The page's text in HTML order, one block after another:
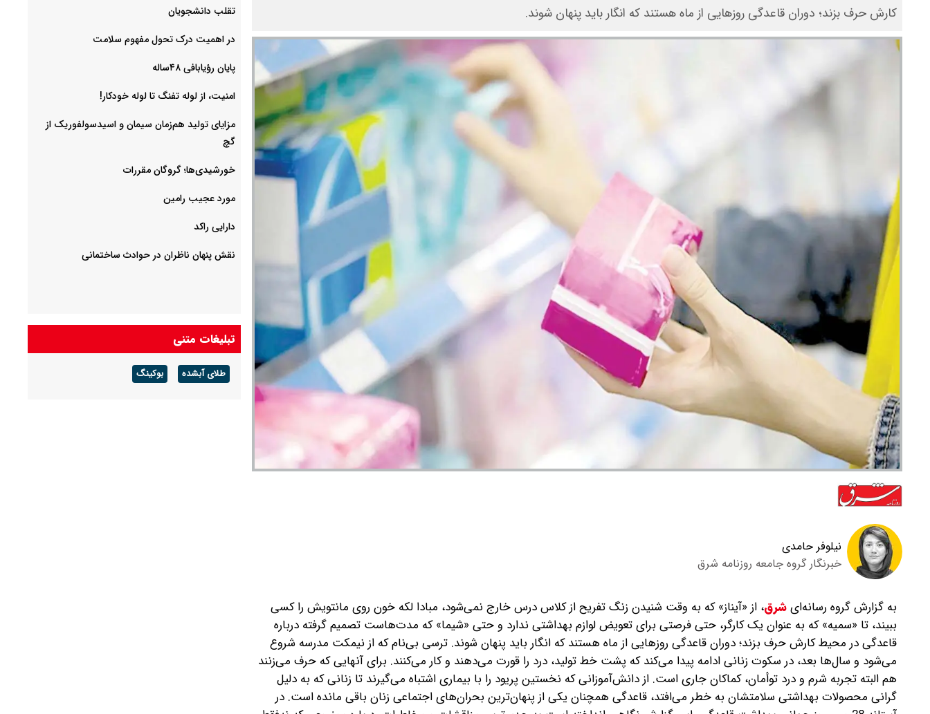
کارش حرف بزند؛ دوران قاعدگی روزهایی از ماه هستند که انگار باید پنهان شوند.
نیلوفر حامدی
خبرنگار گروه جامعه روزنامه شرق
به گزارش گروه رسانه‌ایشرق، از «آیناز» که به وقت شنیدن زنگ تفریح از کلاس درس خارج نمی‌شود، مبادا لکه خون روی مانتویش را کسی
ببیند، تا «سمیه» که به عنوان یک کارگر، حتی فرصتی برای تعویض لوازم بهداشتی ندارد و حتی «شیما» که مدت‌هاست تصمیم گرفته درباره
قاعدگی در محیط کارش حرف بزند؛ دوران قاعدگی روزهایی از ماه هستند که انگار باید پنهان شوند. ترسی بی‌نام که از نیمکت مدرسه شروع
می‌شود و سال‌ها بعد، در سکوت زنانی ادامه پیدا می‌کند که پشت خط تولید، درد را قورت می‌دهند و کار می‌کنند. برای آنهایی که حرف می‌زنند
هم البته تجربه شرم و درد توأمان، کماکان جاری است. از دانش‌آموزانی که نخستین پریود را با بیماری اشتباه می‌گیرند تا زنانی که به دلیل
گرانی محصولات بهداشتی سلامتشان به خطر می‌افتد، قاعدگی همچنان یکی از پنهان‌ترین بحران‌های اجتماعی زنان باقی مانده است. در
‌تقلب دانشجویان
در اهمیت درک تحول مفهوم سلامت
پایان رؤیابافی ۴۸ساله
امنیت، از لوله تفنگ تا ‌لوله خودکار!
مزایای تولید هم‌زمان سیمان و اسیدسولفوریک از
گچ
خورشیدی‌ها؛ گروگان مقررات
مورد عجیب رامین
دارایی راکد
نقش پنهان ناظران در حوادث ساختمانی
تبلیغات متنی
طلای آبشده بوکینگ